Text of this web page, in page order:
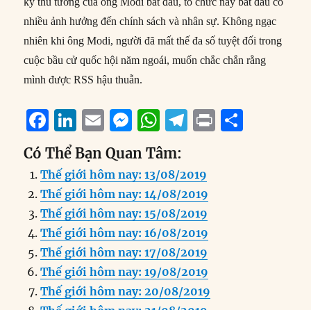
nhiều ảnh hưởng đến chính sách và nhân sự. Không ngạc
nhiên khi ông Modi, người đã mất thế đa số tuyệt đối trong
cuộc bầu cử quốc hội năm ngoái, muốn chắc chắn rằng
mình được RSS hậu thuẫn.
F
a
c
e
b
o
o
k
Li
n
k
e
d
I
n
E
m
ai
l
M
ss
e
n
g
er
W
h
at
s
A
p
p
T
e
g
r
a
m
P
Có Thể Bạn Quan Tâm:
Thế giới hôm nay: 13/08/2019
Thế giới hôm nay: 14/08/2019
Thế giới hôm nay: 15/08/2019
Thế giới hôm nay: 16/08/2019
Thế giới hôm nay: 17/08/2019
Thế giới hôm nay: 19/08/2019
Thế giới hôm nay: 20/08/2019